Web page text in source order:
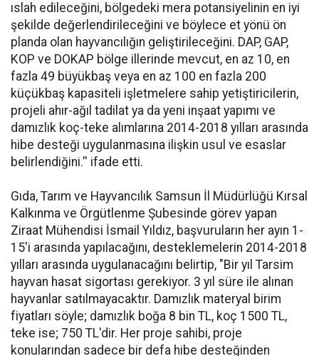
ıslah edileceğini, bölgedeki mera potansiyelinin en iyi
şekilde değerlendirileceğini ve böylece et yönü ön
planda olan hayvancılığın geliştirileceğini. DAP, GAP,
KOP ve DOKAP bölge illerinde mevcut, en az 10, en
fazla 49 büyükbaş veya en az 100 en fazla 200
küçükbaş kapasiteli işletmelere sahip yetiştiricilerin,
projeli ahır-ağıl tadilat ya da yeni inşaat yapımı ve
damızlık koç-teke alımlarına 2014-2018 yılları arasında
hibe desteği uygulanmasına ilişkin usul ve esaslar
belirlendiğini.'' ifade etti.
Gıda, Tarım ve Hayvancılık Samsun İl Müdürlüğü Kırsal
Kalkınma ve Örgütlenme Şubesinde görev yapan
Ziraat Mühendisi İsmail Yıldız, başvuruların her ayın 1-
15'i arasında yapılacağını, desteklemelerin 2014-2018
yılları arasında uygulanacağını belirtip, "Bir yıl Tarsim
hayvan hasat sigortası gerekiyor. 3 yıl süre ile alınan
hayvanlar satılmayacaktır. Damızlık materyal birim
fiyatları söyle; damızlık boğa 8 bin TL, koç 1500 TL,
teke ise; 750 TL'dir. Her proje sahibi, proje
konularından sadece bir defa hibe desteğinden